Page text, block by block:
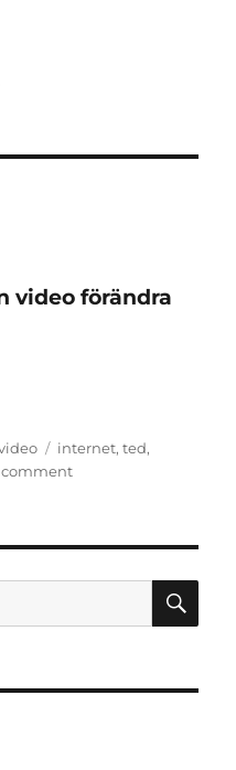
video förändra
Tags
internet,ted,
commenton
video
undervisningen